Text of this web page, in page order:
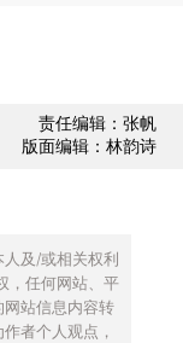
责任编辑：张帆
版面编辑：林韵诗
及/或相关权利
，任何网站、平
站信息内容转
者个人观点，